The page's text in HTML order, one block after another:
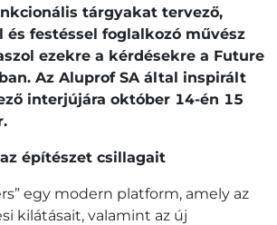
tárgyakat tervező,
és festéssel foglalkozó művész
ezekre a kérdésekre a Future
Az Aluprof SA által inspirált
interjújára október 14-én 15
építészet csillagait
egy modern platform, amely az
kilátásait, valamint az új